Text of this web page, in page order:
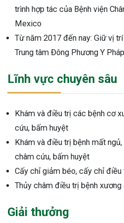
Thông Tin Cần Biết
sau sinh là tình trạng viêm da
phổ biến, khiến đôi bàn tay,
của chị em trở nên khô...
trình hợp tác của Bệnh viện
Mexico
Từ năm 2017 đến nay: Giữ vị
Trung tâm Đông Phương Y Pháp
Lĩnh vực chuyên sâu
Khám và điều trị các bệnh cơ
cứu, bấm huyệt
Khám và điều trị bệnh mất
châm cứu, bấm huyệt
Cấy chỉ giảm béo, cấy chỉ
Thủy châm điều trị bệnh
Giải thưởng